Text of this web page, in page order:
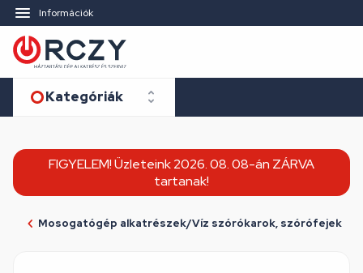
Információk
Kategóriák
FIGYELEM! Üzleteink 2026. 08. 08-án ZÁRVA
tartanak!
Mosogatógép alkatrészek/Víz szórókarok, szórófejek